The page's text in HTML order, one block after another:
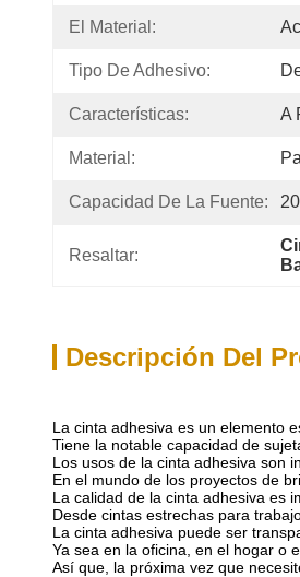
El Material:
Tipo De Adhesivo:
Características: A
Material:
Capacidad De La Fuente:
Resaltar:
Descripción Del
La cinta adhesiva es un elemento
Tiene la notable capacidad de
Los usos de la cinta adhesiva son
En el mundo de los proyectos de
La calidad de la cinta adhesiva es
Desde cintas estrechas para
La cinta adhesiva puede ser
Ya sea en la oficina, en el hogar o
Así que, la próxima vez que